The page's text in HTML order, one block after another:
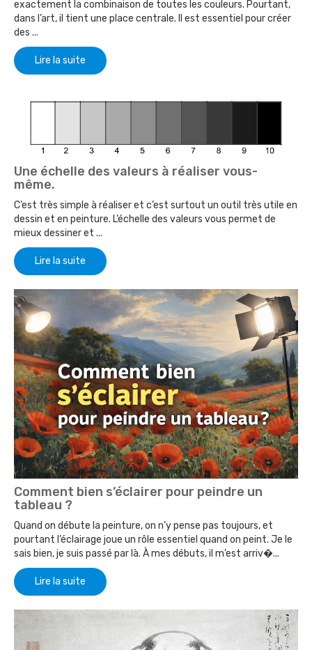
exactement la combinaison de toutes les couleurs. Pourtant,
dans l’art, il tient une place centrale. Il est essentiel pour créer
des ...
Lire la suite
Une échelle des valeurs à réaliser vous-
même.
C’est très simple à réaliser et c’est surtout un outil très utile en
dessin et en peinture. L’échelle des valeurs vous permet de
mieux dessiner et ...
Lire la suite
Comment bien s’éclairer pour peindre un
tableau ?
Quand on débute la peinture, on n’y pense pas toujours, et
pourtant l’éclairage joue un rôle essentiel quand on peint. Je le
sais bien, je suis passé par là. À mes débuts, il m’est arriv�...
Lire la suite